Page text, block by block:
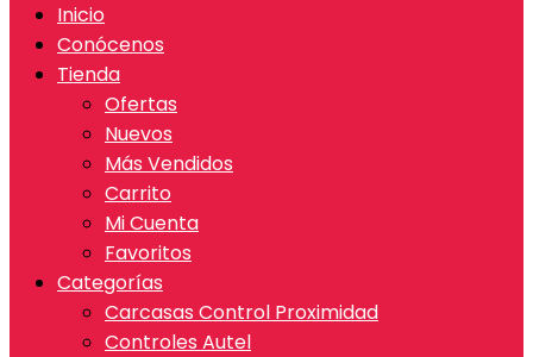
Inicio
Conócenos
Tienda
Ofertas
Nuevos
Más Vendidos
Carrito
Mi Cuenta
Favoritos
Categorías
Carcasas Control Proximidad
Controles Autel